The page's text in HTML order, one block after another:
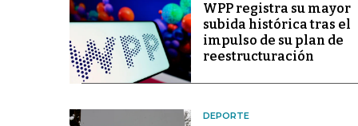
WPP registra su mayor
subida histórica tras el
impulso de su plan de
reestructuración
DEPORTE